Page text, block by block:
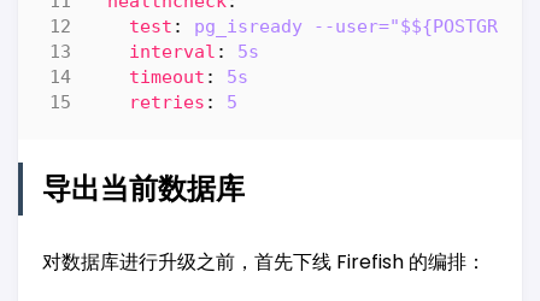
test :
pg_isready --
interval :
5s
timeout :
5s
retries : 5
导出当前数据库
对数据库进行升级之前，首先下线 Firefish 的编排：